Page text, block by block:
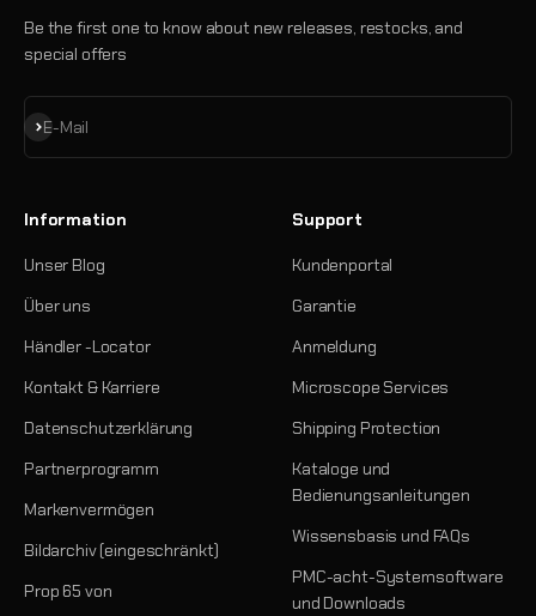
Be the first one to know about new releases, restocks, and
special offers
E-Mail
Abonnieren
Information
Unser Blog
Über uns
Händler -Locator
Kontakt & Karriere
Datenschutzerklärung
Partnerprogramm
Markenvermögen
Bildarchiv (eingeschränkt)
Prop 65 von
Support
Kundenportal
Garantie
Anmeldung
Microscope Services
Shipping Protection
Kataloge und
Bedienungsanleitungen
Wissensbasis und FAQs
PMC-acht-Systemsoftware
und Downloads